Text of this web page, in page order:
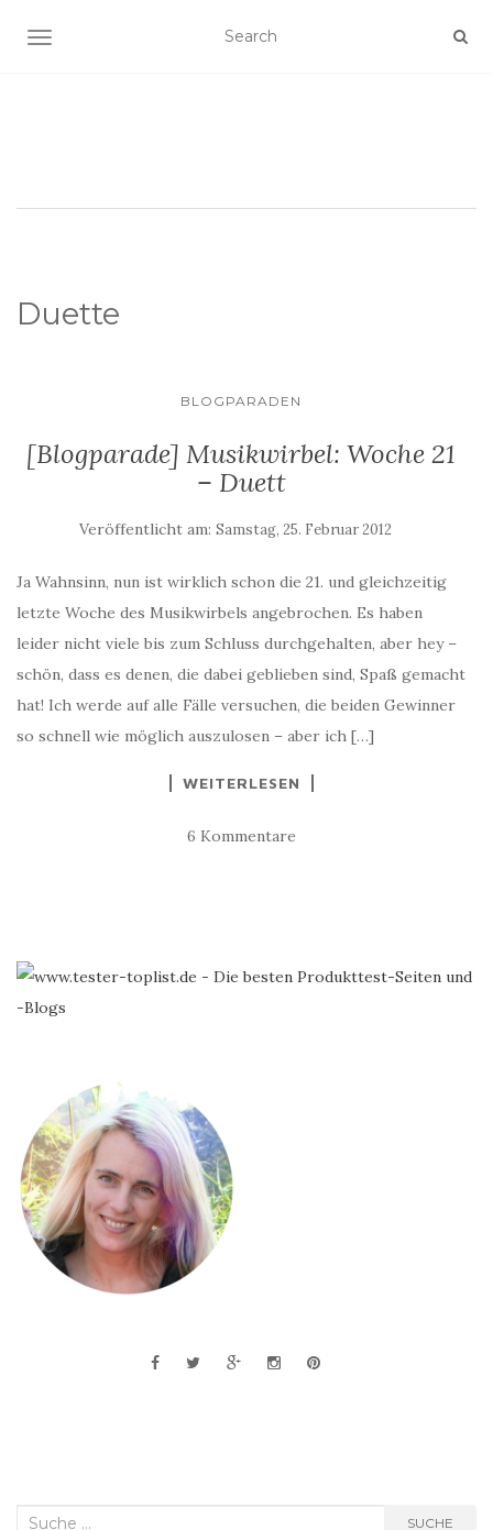
SCHALTE NAVIGATION
Duette
BLOGPARADEN
[Blogparade] Musikwirbel: Woche 21
– Duett
Veröffentlicht am: Samstag, 25. Februar 2012
Ja Wahnsinn, nun ist wirklich schon die 21. und gleichzeitig
letzte Woche des Musikwirbels angebrochen. Es haben
leider nicht viele bis zum Schluss durchgehalten, aber hey –
schön, dass es denen, die dabei geblieben sind, Spaß gemacht
hat! Ich werde auf alle Fälle versuchen, die beiden Gewinner
so schnell wie möglich auszulosen – aber ich […]
WEITERLESEN
6 Kommentare
Suche
SUCHE